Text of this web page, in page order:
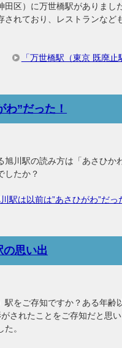
田区）に万世橋駅がありまし
されており、レストランなど
「万世橋駅（東京 既廃
”だった！
旭川駅の読み方は「あさひか
したか？
川駅は以前は”あさひがわ”だ
思い出
駅をご存知ですか？ある年齢
されたことをご存知だと思
。